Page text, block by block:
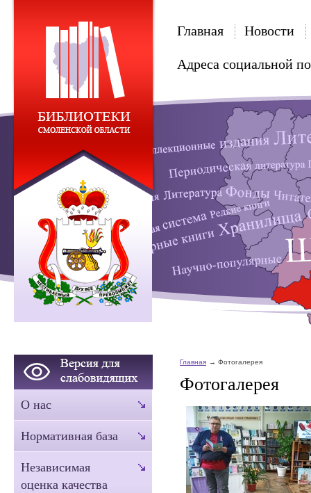
Главная Новости
Адреса социальной
Главная Фотогалерея
Фотогалерея
О нас
Нормативная база
Независимая
оценка качества